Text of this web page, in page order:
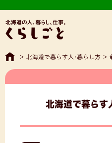
> 北海道で暮らす人･暮らし方 >
北海道で暮らす